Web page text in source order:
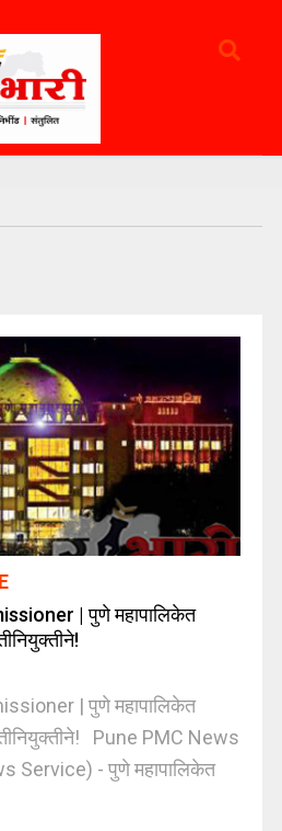
| पुणे महापालिकेत
| पुणे महापालिकेत
Pune PMC News
Service) - पुणे महापालिकेत